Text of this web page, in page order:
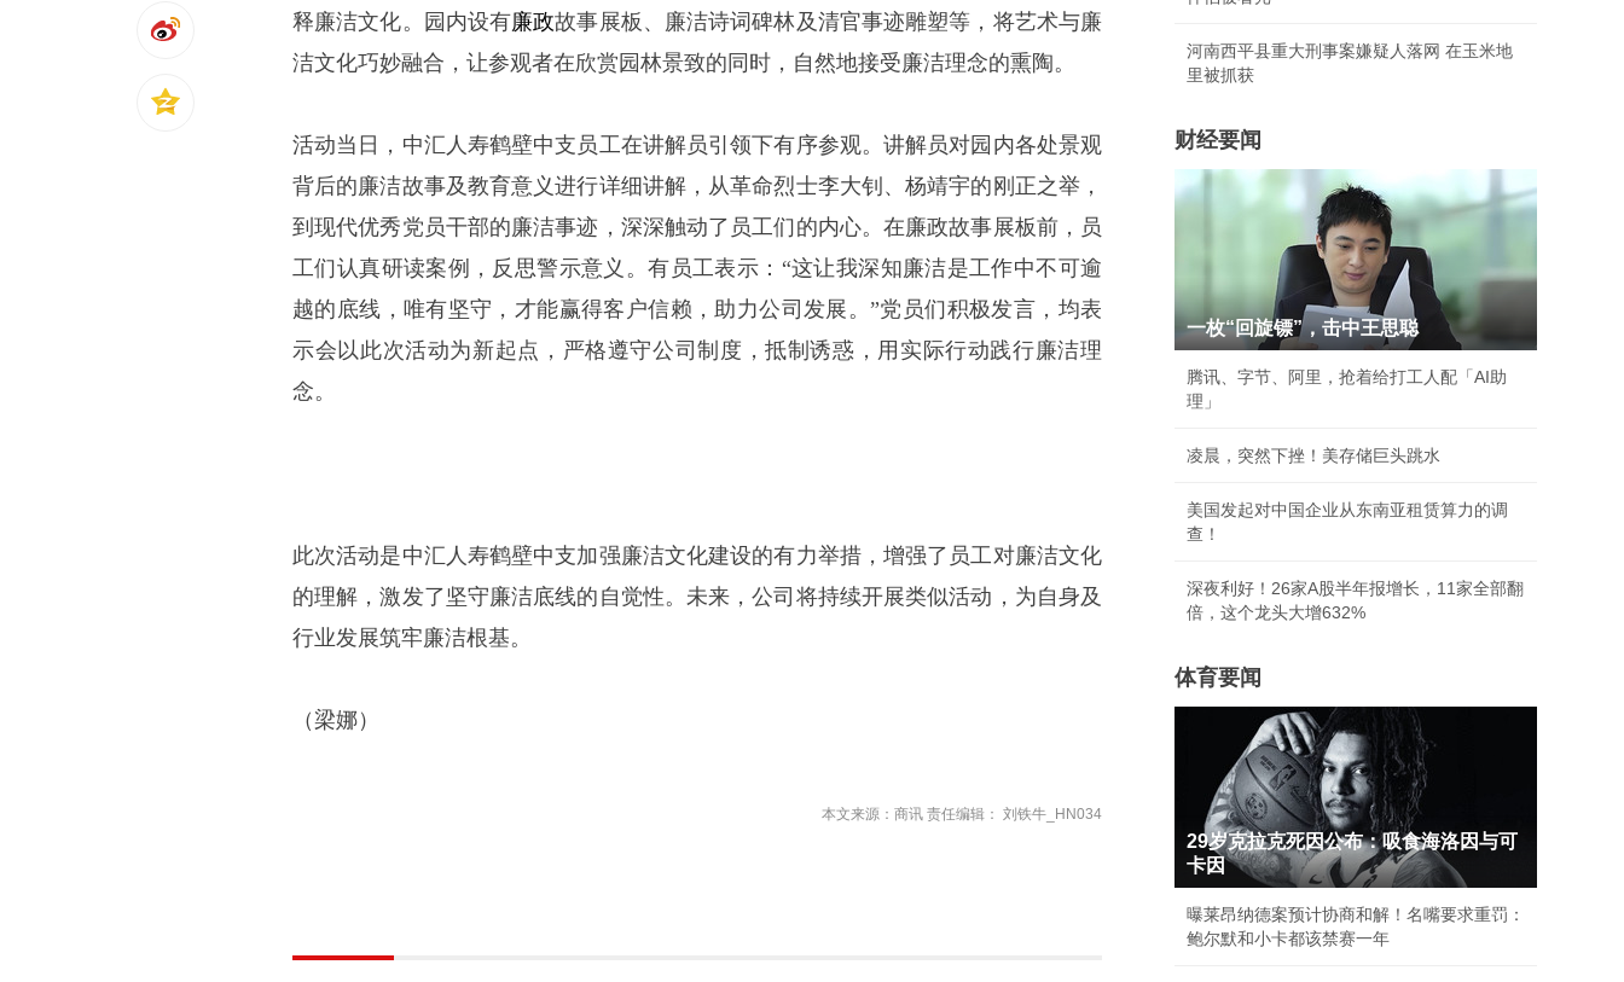
释廉洁文化。园内设有廉政故事展板、廉洁诗词碑林及清官事迹雕塑等，将艺术与廉
洁文化巧妙融合，让参观者在欣赏园林景致的同时，自然地接受廉洁理念的熏陶。
活动当日，中汇人寿鹤壁中支员工在讲解员引领下有序参观。讲解员对园内各处景观
背后的廉洁故事及教育意义进行详细讲解，从革命烈士李大钊、杨靖宇的刚正之举，
到现代优秀党员干部的廉洁事迹，深深触动了员工们的内心。在廉政故事展板前，员
工们认真研读案例，反思警示意义。有员工表示： “这让我深知廉洁是工作中不可逾
越的底线，唯有坚守，才能赢得客户信赖，助力公司发展。”党员们积极发言，均表
示会以此次活动为新起点，严格遵守公司制度，抵制诱惑，用实际行动践行廉洁理
念。
此次活动是中汇人寿鹤壁中支加强廉洁文化建设的有力举措，增强了员工对廉洁文化
的理解，激发了坚守廉洁底线的自觉性。未来，公司将持续开展类似活动，为自身及
行业发展筑牢廉洁根基。
（梁娜）
本文来源：商讯 责任编辑： 刘铁牛_HN034
河南西平县重大刑事案嫌疑人落网 在玉米地
里被抓获
财经要闻
一枚“回旋镖”，击中王思聪
腾讯、字节、阿里，抢着给打工人配「AI助
理」
凌晨，突然下挫！美存储巨头跳水
美国发起对中国企业从东南亚租赁算力的调
查！
深夜利好！26家A股半年报增长，11家全部翻
倍，这个龙头大增632%
体育要闻
29岁克拉克死因公布：吸食海洛因与可
卡因
曝莱昂纳德案预计协商和解！名嘴要求重罚：
鲍尔默和小卡都该禁赛一年